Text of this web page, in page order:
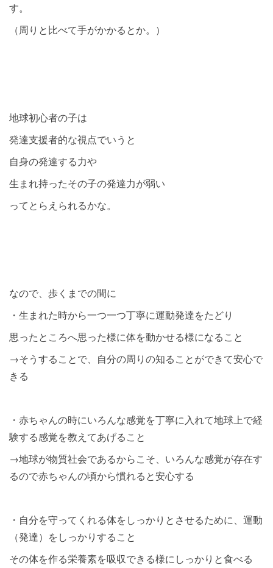
す。
（周りと比べて手がかかるとか。）
地球初心者の子は
発達支援者的な視点でいうと
自身の発達する力や
生まれ持ったその子の発達力が弱い
ってとらえられるかな。
なので、歩くまでの間に
・生まれた時から一つ一つ丁寧に運動発達をたどり
思ったところへ思った様に体を動かせる様になること
→そうすることで、自分の周りの知ることができて安心で
きる
・赤ちゃんの時にいろんな感覚を丁寧に入れて地球上で経
験する感覚を教えてあげること
→地球が物質社会であるからこそ、いろんな感覚が存在す
るので赤ちゃんの頃から慣れると安心する
・自分を守ってくれる体をしっかりとさせるために、運動
（発達）をしっかりすること
その体を作る栄養素を吸収できる様にしっかりと食べる